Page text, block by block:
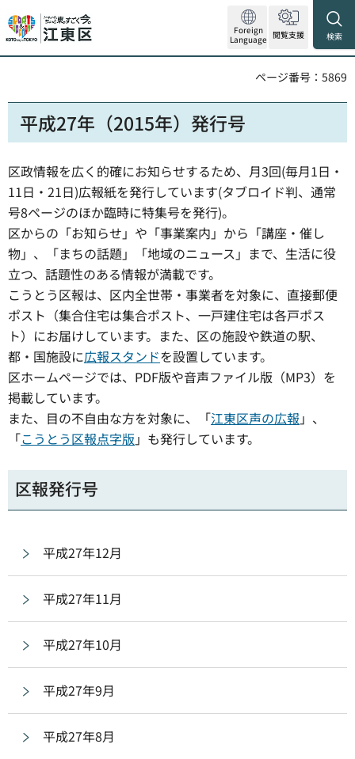
Foreign
Language 閲覧支援 検索
ページ番号：5869
平成27年（2015年）発行号
区政情報を広く的確にお知らせするため、月3回(毎月1日・
11日・21日)広報紙を発行しています(タブロイド判、通常
号8ページのほか臨時に特集号を発行)。
区からの「お知らせ」や「事業案内」から「講座・催し
物」、「まちの話題」「地域のニュース」まで、生活に役
立つ、話題性のある情報が満載です。
こうとう区報は、区内全世帯・事業者を対象に、直接郵便
ポスト（集合住宅は集合ポスト、一戸建住宅は各戸ポス
ト）にお届けしています。また、区の施設や鉄道の駅、
都・国施設に広報スタンドを設置しています。
区ホームページでは、PDF版や音声ファイル版（MP3）を
掲載しています。
また、目の不自由な方を対象に、「江東区声の広報 」、
「こうとう区報点字版 」も発行しています。
区報発行号
平成27年12月
平成27年11月
平成27年10月
平成27年9月
平成27年8月